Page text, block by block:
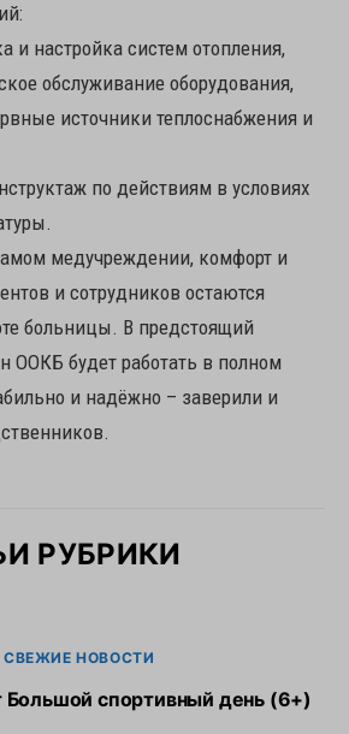
и настройка систем отопления,
обслуживание оборудования,
источники теплоснабжения и
по действиям в условиях
медучреждении, комфорт и
и сотрудников остаются
больницы. В предстоящий
ООКБ будет работать в полном
и надёжно – заверили и
РУБРИКИ
СВЕЖИЕ НОВОСТИ
спортивный день (6+)